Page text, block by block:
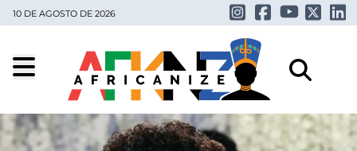
10 DE AGOSTO DE 2026